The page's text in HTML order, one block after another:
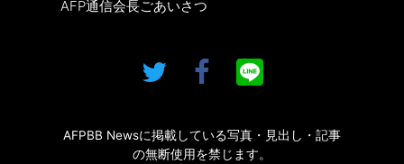
AFP通信会長ごあいさつ
AFPBB Newsに掲載している写真・見出し・記事
の無断使用を禁じます。